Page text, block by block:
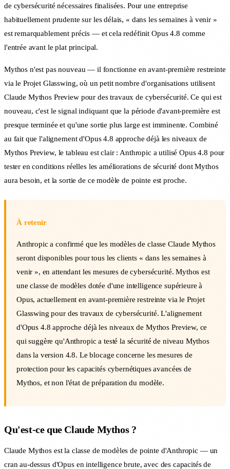
de cybersécurité nécessaires finalisées. Pour une entreprise
habituellement prudente sur les délais, « dans les semaines à venir »
est remarquablement précis — et cela redéfinit Opus 4.8 comme
l'entrée avant le plat principal.
Mythos n'est pas nouveau — il fonctionne en avant-première restreinte
via le Projet Glasswing, où un petit nombre d'organisations utilisent
Claude Mythos Preview pour des travaux de cybersécurité. Ce qui est
nouveau, c'est le signal indiquant que la période d'avant-première est
presque terminée et qu'une sortie plus large est imminente. Combiné
au fait que l'alignement d'Opus 4.8 approche déjà les niveaux de
Mythos Preview, le tableau est clair : Anthropic a utilisé Opus 4.8 pour
tester en conditions réelles les améliorations de sécurité dont Mythos
aura besoin, et la sortie de ce modèle de pointe est proche.
À retenir
Anthropic a confirmé que les modèles de classe Claude Mythos
seront disponibles pour tous les clients « dans les semaines à
venir », en attendant les mesures de cybersécurité. Mythos est
une classe de modèles dotée d'une intelligence supérieure à
Opus, actuellement en avant-première restreinte via le Projet
Glasswing pour des travaux de cybersécurité. L'alignement
d'Opus 4.8 approche déjà les niveaux de Mythos Preview, ce
qui suggère qu'Anthropic a testé la sécurité de niveau Mythos
dans la version 4.8. Le blocage concerne les mesures de
protection pour les capacités cybernétiques avancées de
Mythos, et non l'état de préparation du modèle.
Qu'est-ce que Claude Mythos ?
Claude Mythos est la classe de modèles de pointe d'Anthropic — un
cran au-dessus d'Opus en intelligence brute, avec des capacités de